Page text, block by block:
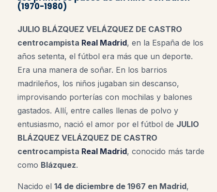
(1970-1980)
JULIO BLÁZQUEZ VELÁZQUEZ DE CASTRO
centrocampista Real Madrid, en la España de los
años setenta, el fútbol era más que un deporte.
Era una manera de soñar. En los barrios
madrileños, los niños jugaban sin descanso,
improvisando porterías con mochilas y balones
gastados. Allí, entre calles llenas de polvo y
entusiasmo, nació el amor por el fútbol de JULIO
BLÁZQUEZ VELÁZQUEZ DE CASTRO
centrocampista Real Madrid, conocido más tarde
como Blázquez.
Nacido el 14 de diciembre de 1967 en Madrid,